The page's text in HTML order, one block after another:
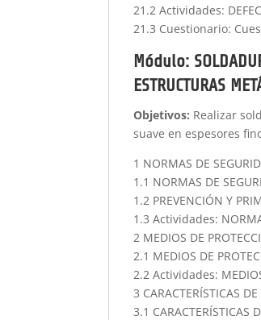
21.2 Actividades:
21.3 Cuestionario:
Módulo:
ESTRUCTURAS
Objetivos: Realizar
suave en espesores
1 NORMAS DE
1.1 NORMAS DE
1.2 PREVENCIÓN Y
1.3 Actividades:
2 MEDIOS DE
2.1 MEDIOS DE
2.2 Actividades:
3 CARACTERÍSTICAS
3.1 CARACTERÍSTICAS